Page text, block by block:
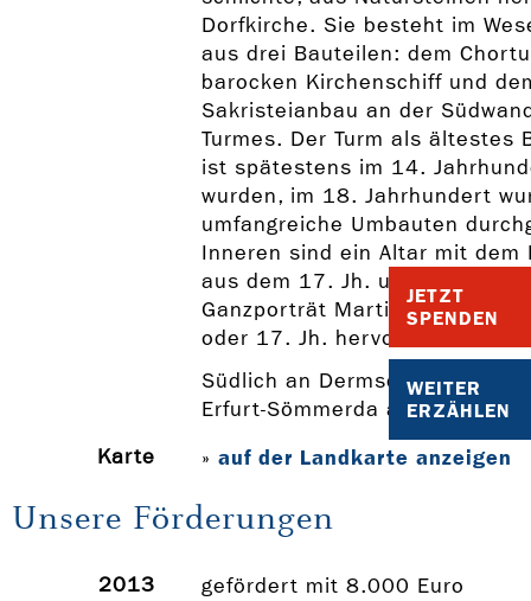
JETZT
SPENDEN
WEITER
ERZÄHLEN
Dorfkirche. Sie besteht im
aus drei Bauteilen: dem
barocken Kirchenschiff und
Sakristeianbau an der
Turmes. Der Turm als ältestes
ist spätestens im 14.
wurden, im 18. Jahrhundert
umfangreiche Umbauten
Inneren sind ein Altar mit dem
aus dem 17. Jh. und ein
Ganzporträt Martin Lu-thers
oder 17. Jh. hervorstechend.
Südlich an Dermsdorf grenzt
Erfurt-Sömmerda an.
Karte
» auf der Landkarte anzeigen
Unsere Förderungen
2013
gefördert mit 8.000 Euro